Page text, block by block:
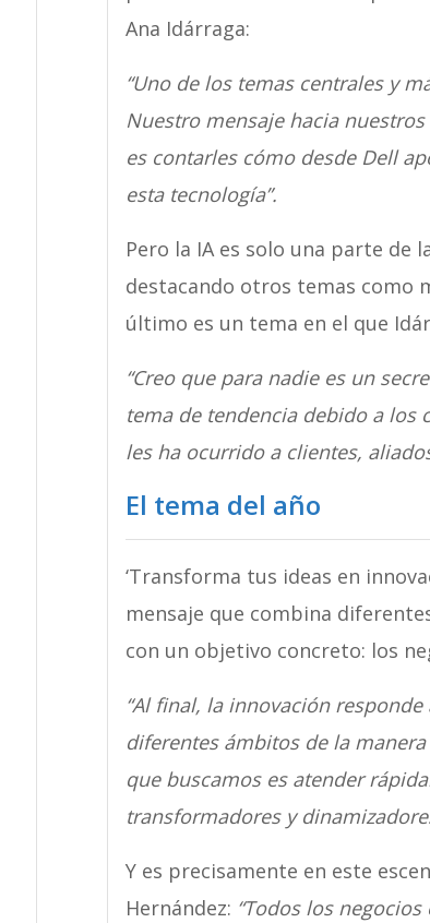
Ana Idárraga:
“Uno de los temas centrales y
Nuestro mensaje hacia
es contarles cómo desde Dell
esta tecnología”.
Pero la IA es solo una parte de
destacando otros temas como
último es un tema en el que
“Creo que para nadie es un
tema de tendencia debido a los
les ha ocurrido a clientes,
El tema del año
‘Transforma tus ideas en
mensaje que combina
con un objetivo concreto: los
“Al final, la innovación
diferentes ámbitos de la
que buscamos es atender
transformadores y
Y es precisamente en este
Hernández: “Todos los